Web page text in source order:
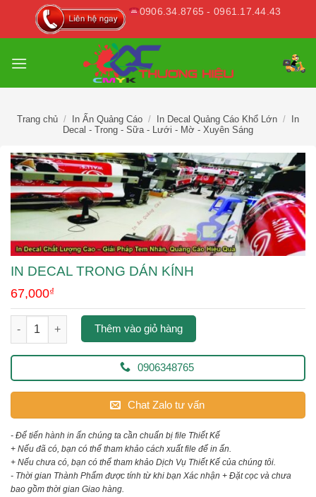
0906.34.8765 - 0961.17.44.43
Trang chủ / In Ấn Quảng Cáo / In Decal Quảng Cáo Khổ Lớn /
In
Decal - Trong - Sữa - Lưới - Mờ - Xuyên Sáng
IN DECAL TRONG DÁN KÍNH
67,000₫
in decal trong dán kính số lượng
Thêm vào giỏ hàng
0906348765
Chat Zalo tư vấn
- Để tiến hành in ấn chúng ta cần chuẩn bị file Thiết Kế
+ Nếu đã có, bạn có thể tham khảo cách xuất file để in ấn.
+ Nếu chưa có, bạn có thể tham khảo Dịch Vụ Thiết Kế của chúng tôi.
- Thời gian Thành Phẩm được tính từ khi bạn Xác nhận + Đặt cọc và chưa
bao gồm thời gian Giao hàng.